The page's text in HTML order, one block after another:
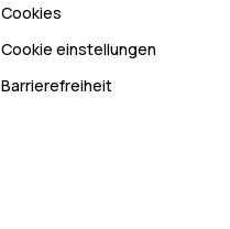
Cookies
Cookie einstellungen
Barrierefreiheit